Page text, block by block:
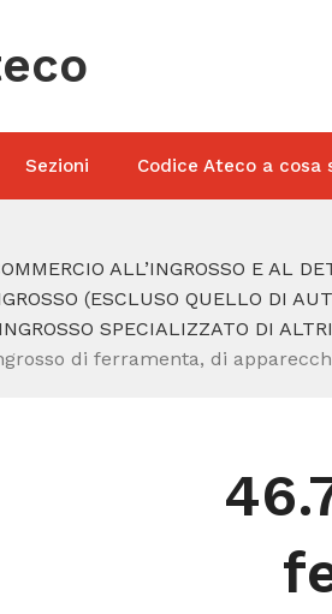
Sezioni Codice Ateco a cosa
ALL’INGROSSO E AL
(ESCLUSO QUELLO DI
SPECIALIZZATO DI
di ferramenta, di